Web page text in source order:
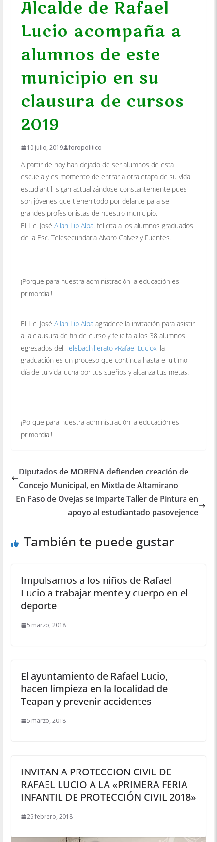
Alcalde de Rafael
Lucio acompaña a
alumnos de este
municipio en su
clausura de cursos
2019
10 julio, 2019 foropolitico
A partir de hoy han dejado de ser alumnos de esta
escuela y es momento de entrar a otra etapa de su vida
estudiantil, sigan actualizándose constantemente pues
son jóvenes que tienen todo por delante para ser
grandes profesionistas de nuestro municipio.
El Lic. José Allan Lib Alba, felicita a los alumnos graduados
de la Esc. Telesecundaria Alvaro Galvez y Fuentes.
¡Porque para nuestra administración la educación es
primordial!
El Lic. José Allan Lib Albaagradece la invitación para asistir
a la clausura de fin de curso y felicita a los 38 alumnos
egresados del Telebachillerato «Rafael Lucio», la
graduación es un proceso que continua hasta el ultimo
día de tu vida,lucha por tus sueños y alcanza tus metas.
¡Porque para nuestra administración la educación es
primordial!
Diputados de MORENA defienden creación de
Concejo Municipal, en Mixtla de Altamirano
En Paso de Ovejas se imparte Taller de Pintura en
apoyo al estudiantado pasovejence
También te puede gustar
Impulsamos a los niños de Rafael
Lucio a trabajar mente y cuerpo en el
deporte
5 marzo, 2018
El ayuntamiento de Rafael Lucio,
hacen limpieza en la localidad de
Teapan y prevenir accidentes
5 marzo, 2018
INVITAN A PROTECCION CIVIL DE
RAFAEL LUCIO A LA «PRIMERA FERIA
INFANTIL DE PROTECCIÓN CIVIL 2018»
26 febrero, 2018